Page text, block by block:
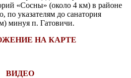
«Сосны» (около 4 км) в районе
по указателям до санатория
минуя п. Гатовичи.
НА КАРТЕ
ВИДЕО